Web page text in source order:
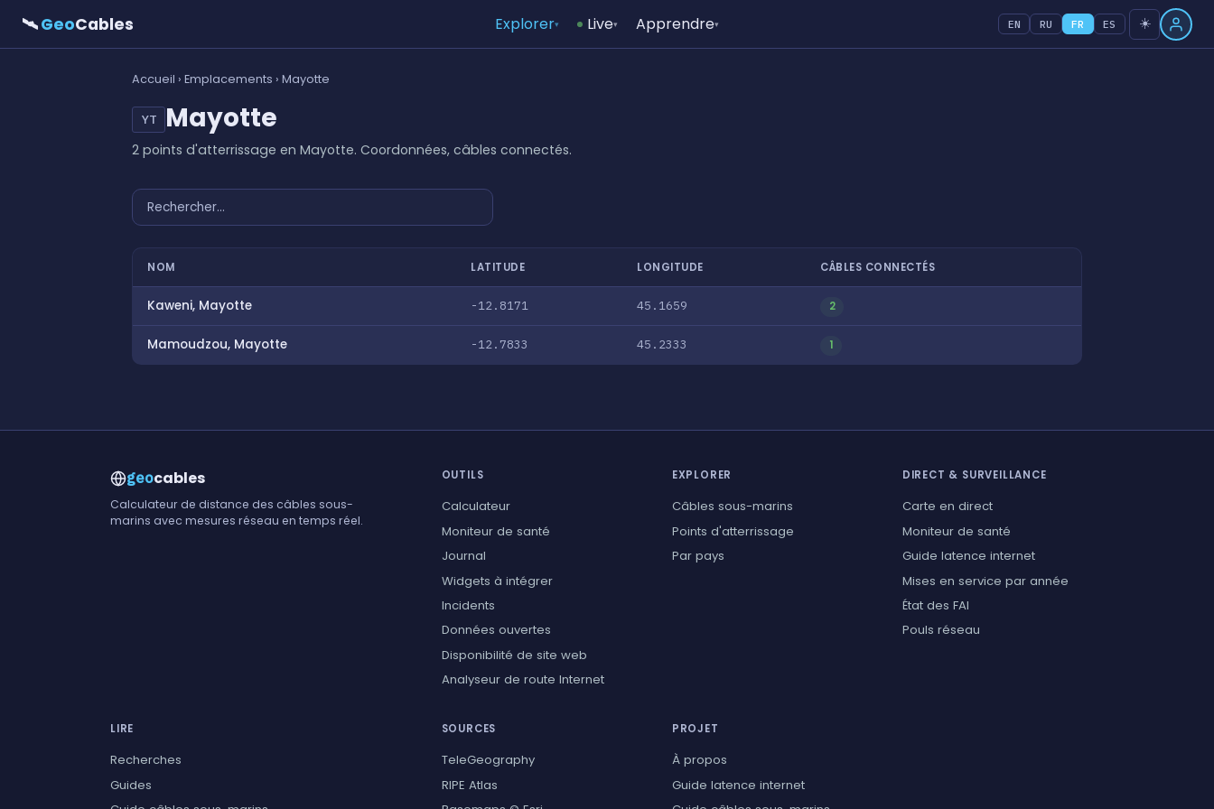
🛰GeoCables Explorer▾ Live▾ Apprendre▾ EN RU FR ES ☀️
Accueil › Emplacements › Mayotte
YT Mayotte
2 points d'atterrissage en Mayotte. Coordonnées, câbles connectés.
NOM LATITUDE LONGITUDE CÂBLES CONNECTÉS
Kaweni, Mayotte -12.8171 45.1659 2
Mamoudzou, Mayotte -12.7833 45.2333 1
geocables
Calculateur de distance des câbles sous-
marins avec mesures réseau en temps réel.
OUTILS
Calculateur
Moniteur de santé
Journal
Widgets à intégrer
Incidents
Données ouvertes
Disponibilité de site web
Analyseur de route Internet
EXPLORER
Câbles sous-marins
Points d'atterrissage
Par pays
DIRECT & SURVEILLANCE
Carte en direct
Moniteur de santé
Guide latence internet
Mises en service par année
État des FAI
Pouls réseau
LIRE
Recherches
Guides
SOURCES
TeleGeography
RIPE Atlas
PROJET
À propos
Guide latence internet